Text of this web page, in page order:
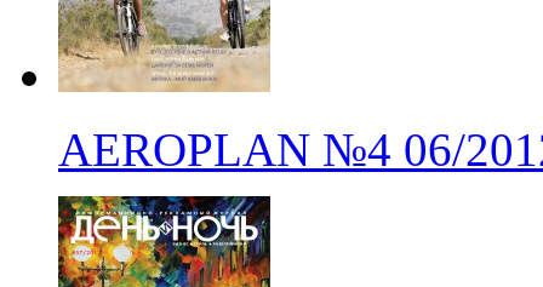
AEROPLAN №4 06/